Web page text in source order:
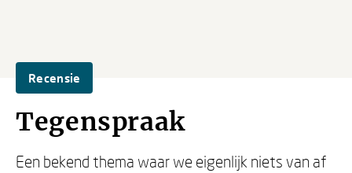
Recensie
Tegenspraak
Een bekend thema waar we eigenlijk niets van af